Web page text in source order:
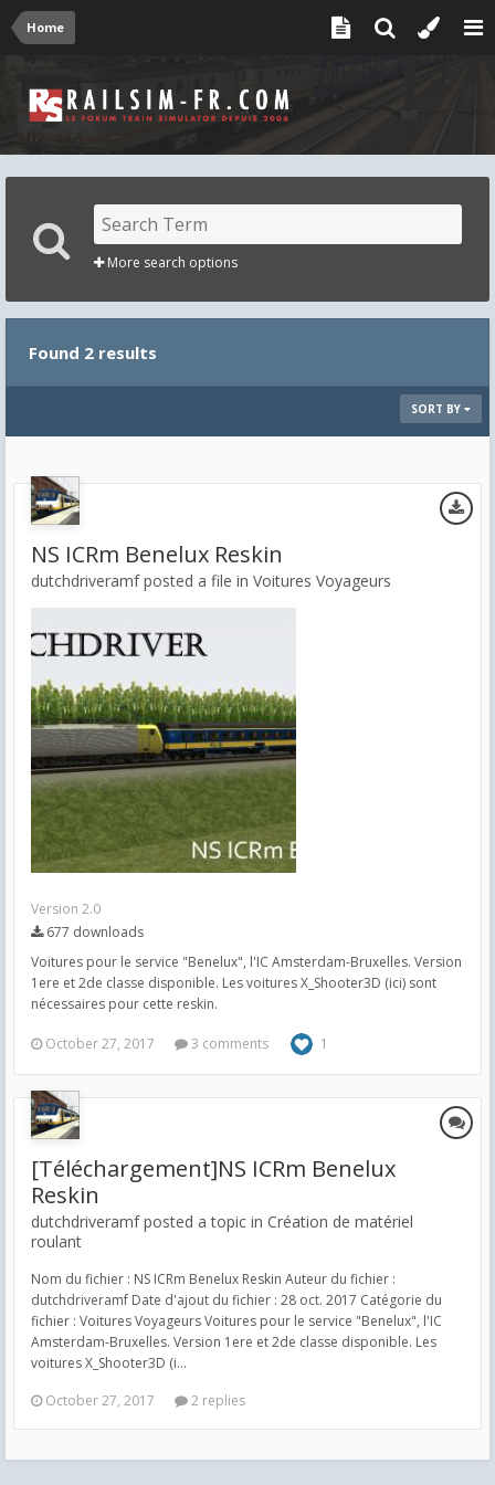
Home
More search options
Found 2 results
SORT BY
NS ICRm Benelux Reskin
dutchdriveramf posted a file in Voitures Voyageurs
Version 2.0
677 downloads
Voitures pour le service "Benelux", l'IC Amsterdam-Bruxelles. Version
1ere et 2de classe disponible. Les voitures X_Shooter3D (ici) sont
nécessaires pour cette reskin.
October 27, 2017 3 comments 1
[Téléchargement]NS ICRm Benelux
Reskin
dutchdriveramf posted a topic in Création de matériel
roulant
Nom du fichier : NS ICRm Benelux Reskin Auteur du fichier :
dutchdriveramf Date d'ajout du fichier : 28 oct. 2017 Catégorie du
fichier : Voitures Voyageurs Voitures pour le service "Benelux", l'IC
Amsterdam-Bruxelles. Version 1ere et 2de classe disponible. Les
voitures X_Shooter3D (i...
October 27, 2017
2 replies